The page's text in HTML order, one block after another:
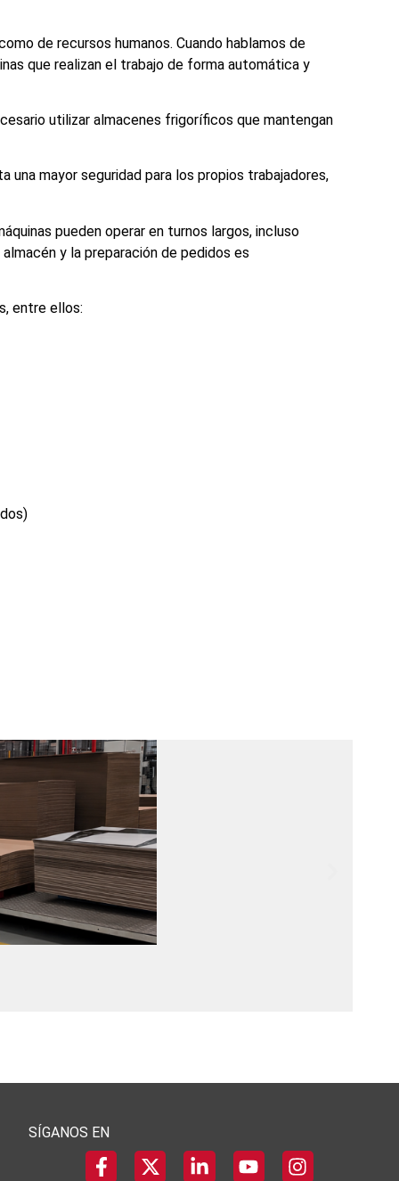
de recursos humanos. Cuando hablamos de
que realizan el trabajo de forma automática y
utilizar almacenes frigoríficos que mantengan
una mayor seguridad para los propios trabajadores,
pueden operar en turnos largos, incluso
y la preparación de pedidos es
entre ellos:
SÍGANOS EN